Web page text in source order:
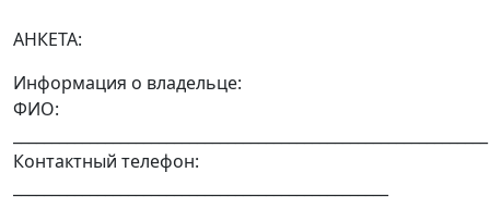
АНКЕТА:
Информация о владельце:
ФИО:
Контактный телефон: